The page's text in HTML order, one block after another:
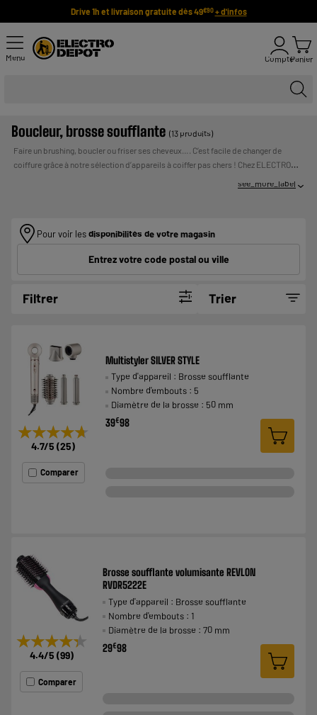
Drive 1h et livraison gratuite dès 49€90 + d'infos
Menu ComptePanier
Boucleur, brosse soufflante (13 produits)
Faire un brushing, boucler ou friser ses cheveux…. C’est facile de changer de
coiffure grâce à notre sélection d’appareils à coiffer pas chers ! Chez ELECTRO
ENGAGE ET DOIT ETRE REMBOURSE. VERIFIEZ VOS
CAPACITES DE REMBOURSEMENT AVANT DE VOUS
see_more_label
Pour voir lesdisponibilités de votre magasin
Entrez votre code postal ou ville
Filtrer Trier
★★★★★
★★★★★
4.7/5 (25)
Comparer
Multistyler SILVER STYLE
Type d'appareil : Brosse soufflante
Nombre d'embouts : 5
Diamètre de la brosse : 50 mm
39€98
★★★★★
★★★★★
4.4/5 (99)
Comparer
Brosse soufflante volumisante REVLON
RVDR5222E
Type d'appareil : Brosse soufflante
Nombre d'embouts : 1
Diamètre de la brosse : 70 mm
29€98